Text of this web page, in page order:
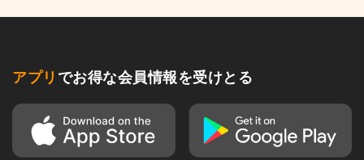
アプリ でお得な会員情報を受けとる